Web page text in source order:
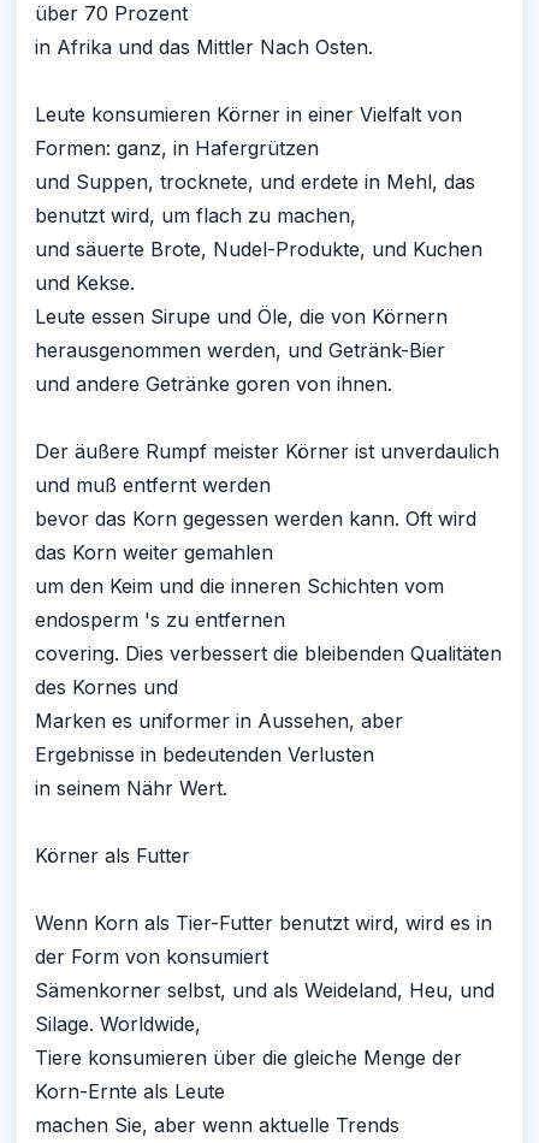
über 70 Prozent
in Afrika und das Mittler Nach Osten.
Leute konsumieren Körner in einer Vielfalt von
Formen: ganz, in Hafergrützen
und Suppen, trocknete, und erdete in Mehl, das
benutzt wird, um flach zu machen,
und säuerte Brote, Nudel-Produkte, und Kuchen
und Kekse.
Leute essen Sirupe und Öle, die von Körnern
herausgenommen werden, und Getränk-Bier
und andere Getränke goren von ihnen.
Der äußere Rumpf meister Körner ist unverdaulich
und muß entfernt werden
bevor das Korn gegessen werden kann. Oft wird
das Korn weiter gemahlen
um den Keim und die inneren Schichten vom
endosperm 's zu entfernen
covering. Dies verbessert die bleibenden Qualitäten
des Kornes und
Marken es uniformer in Aussehen, aber
Ergebnisse in bedeutenden Verlusten
in seinem Nähr Wert.
Körner als Futter
Wenn Korn als Tier-Futter benutzt wird, wird es in
der Form von konsumiert
Sämenkorner selbst, und als Weideland, Heu, und
Silage. Worldwide,
Tiere konsumieren über die gleiche Menge der
Korn-Ernte als Leute
machen Sie, aber wenn aktuelle Trends